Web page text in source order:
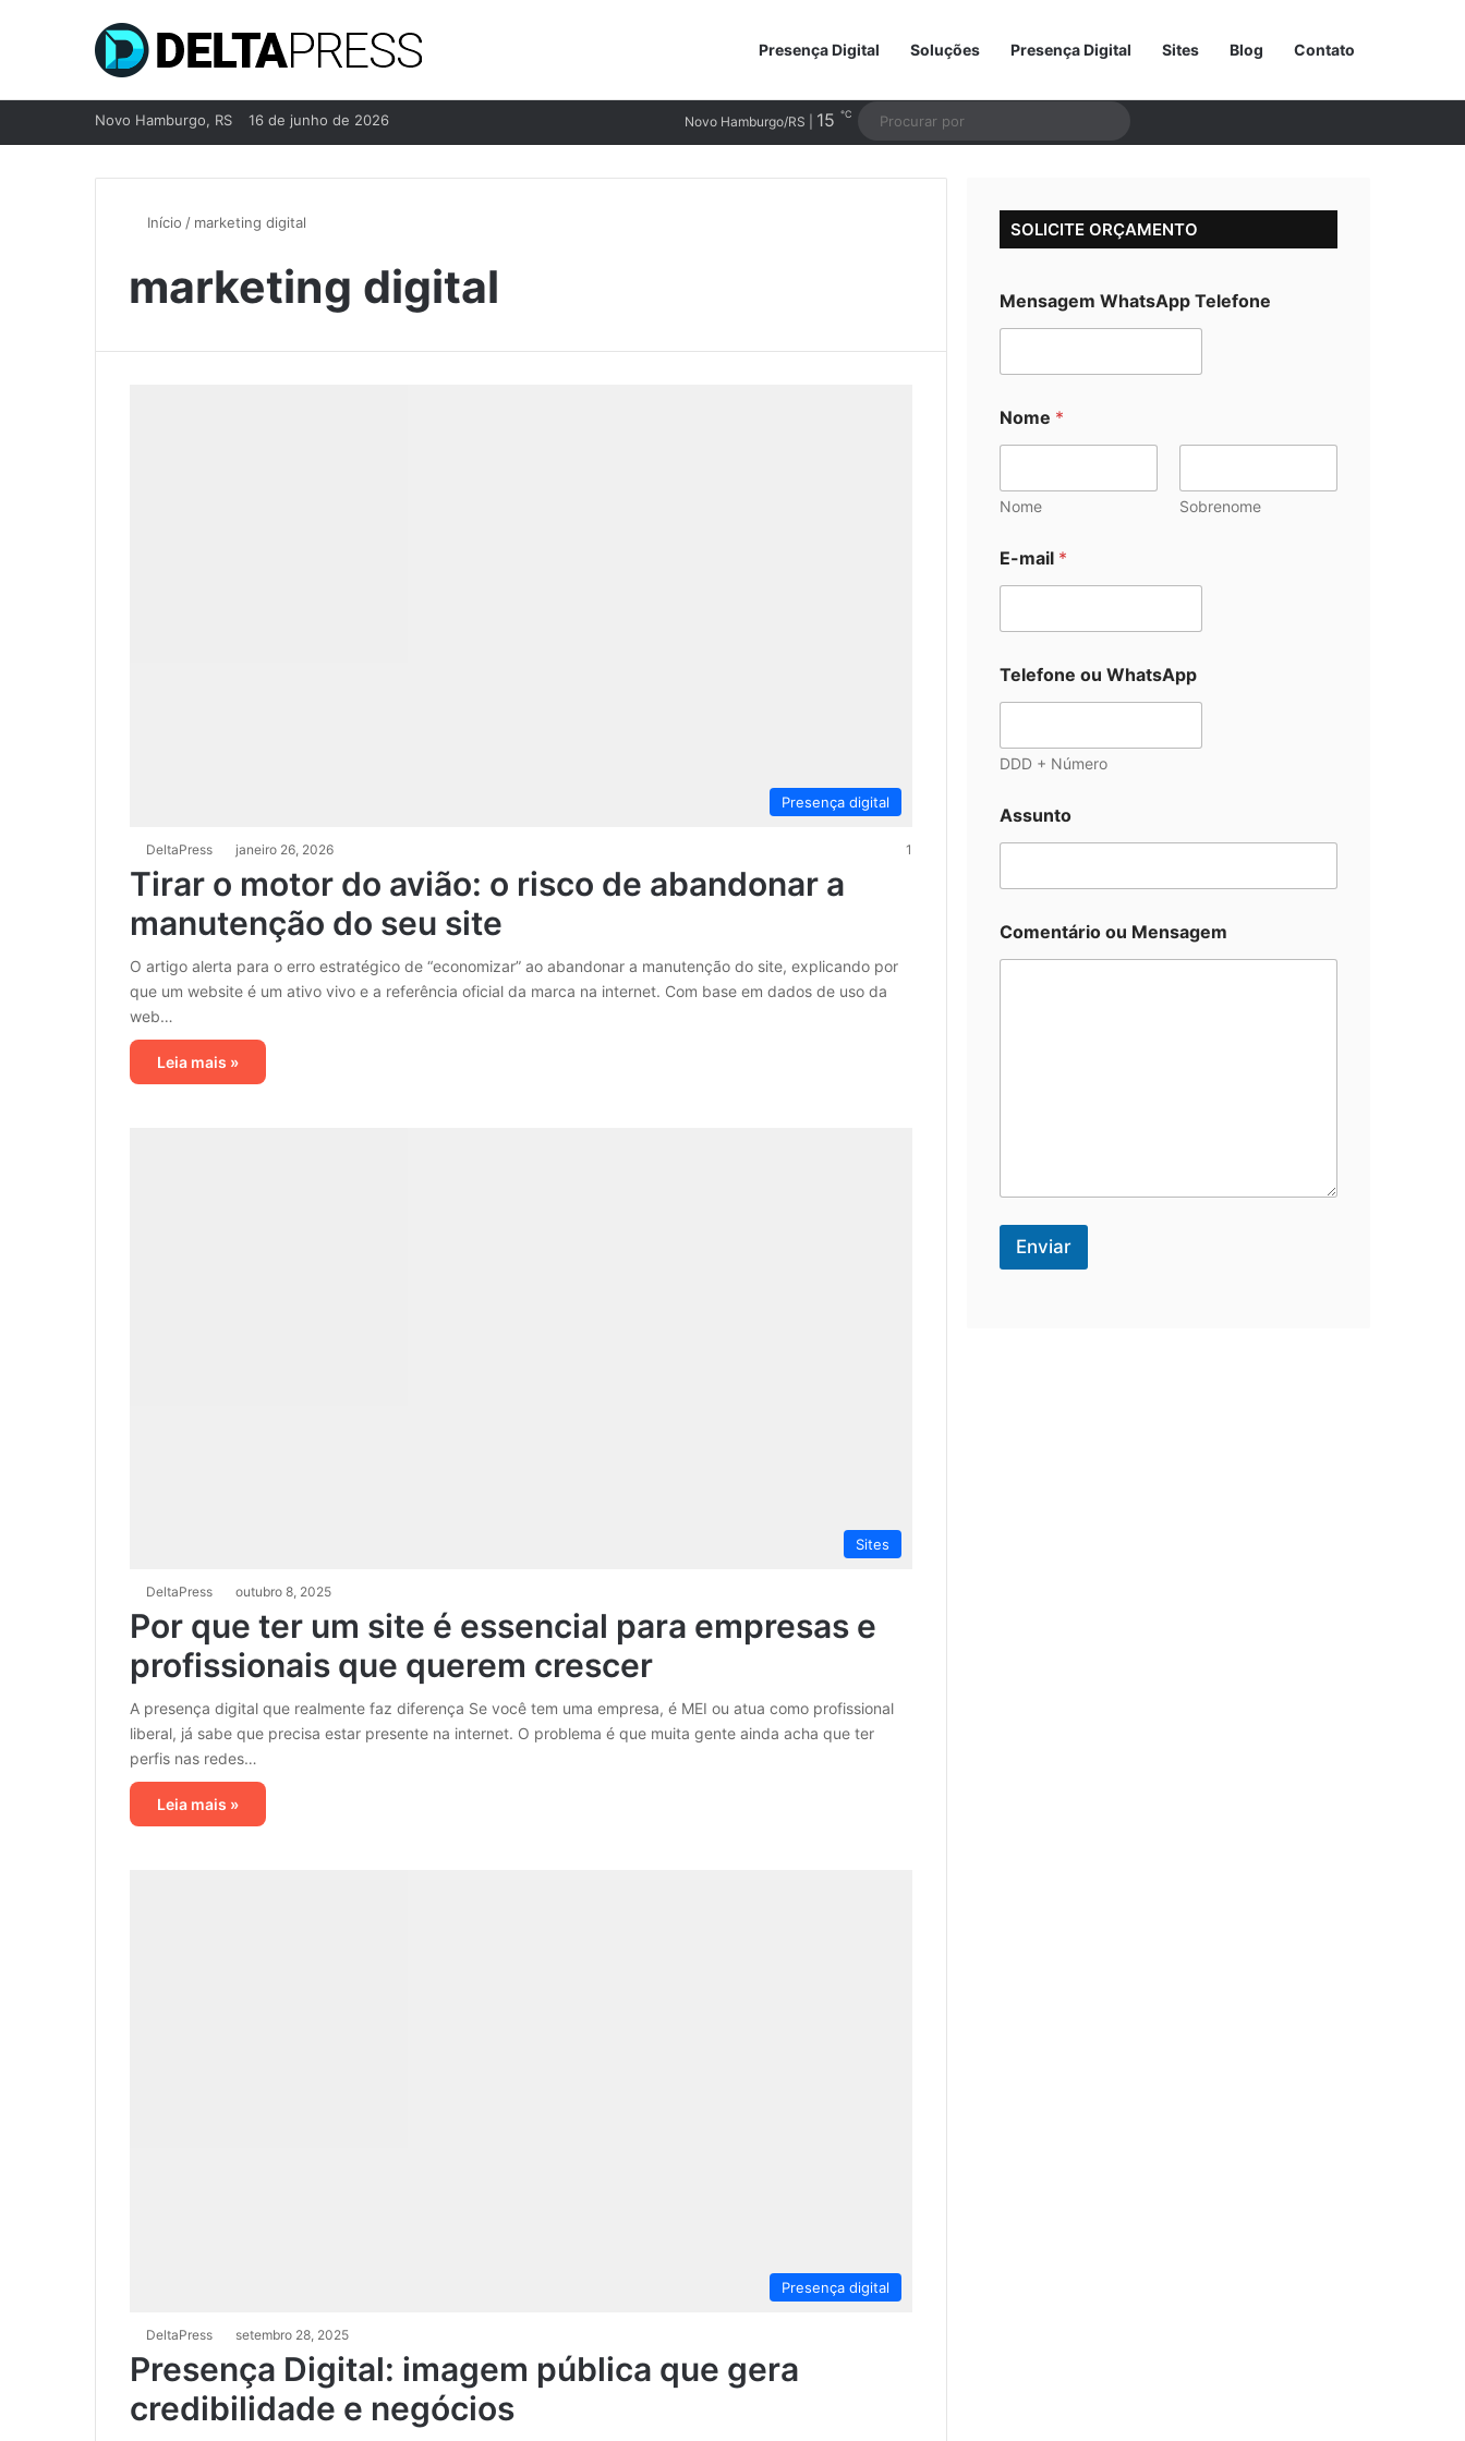
Presença Digital Soluções Presença Digital Sites Blog Contato
Novo Hamburgo, RS 16 de junho de 2026 Novo Hamburgo/RS | 15 ℃
Início / marketing digital
marketing digital
Presença digital
DeltaPress janeiro 26, 2026 1
Tirar o motor do avião: o risco de abandonar a
manutenção do seu site
O artigo alerta para o erro estratégico de “economizar” ao abandonar a manutenção do site, explicando por
que um website é um ativo vivo e a referência oficial da marca na internet. Com base em dados de uso da
web…
Leia mais »
Sites
DeltaPress outubro 8, 2025
Por que ter um site é essencial para empresas e
profissionais que querem crescer
A presença digital que realmente faz diferença Se você tem uma empresa, é MEI ou atua como profissional
liberal, já sabe que precisa estar presente na internet. O problema é que muita gente ainda acha que ter
perfis nas redes…
Leia mais »
Presença digital
DeltaPress setembro 28, 2025
Presença Digital: imagem pública que gera
credibilidade e negócios
SOLICITE ORÇAMENTO
Mensagem WhatsApp Telefone
Nome *
Nome Sobrenome
E-mail *
Telefone ou WhatsApp
DDD + Número
Assunto
Comentário ou Mensagem
Enviar